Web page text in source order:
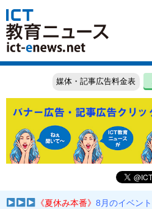
媒体・記事広告料金表
《夏休み本番》8月のイベン